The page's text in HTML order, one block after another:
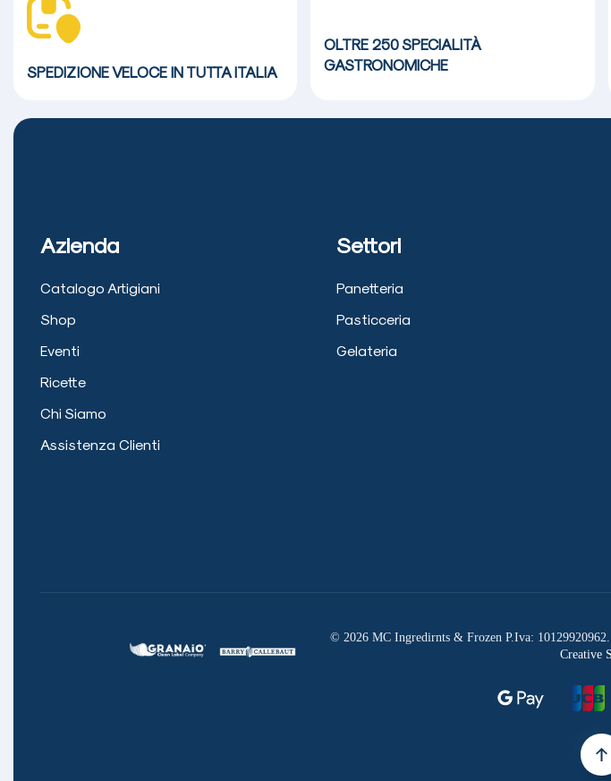
SPEDIZIONE VELOCE IN TUTTA ITALIA
OLTRE 250 SPECIALITÀ
GASTRONOMICHE
Azienda
Catalogo Artigiani
Shop
Eventi
Ricette
Chi Siamo
Assistenza Clienti
Settori
Panetteria
Pasticceria
Gelateria
© 2026MC Ingredirnts & Frozen P.Iva:
Creative